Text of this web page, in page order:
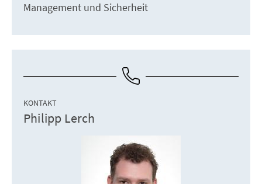
Management und Sicherheit
KONTAKT
Philipp Lerch